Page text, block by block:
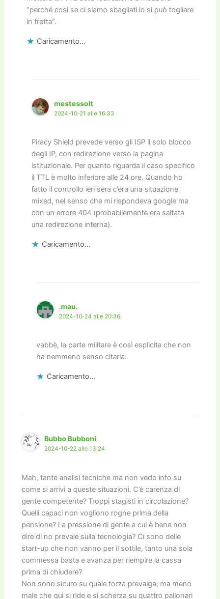
“perché così se ci siamo sbagliati lo si può togliere
in fretta”.
Caricamento...
mestessoit
2024-10-21 alle 16:33
Piracy Shield prevede verso gli ISP il solo blocco
degli IP, con redirezione verso la pagina
istituzionale. Per quanto riguarda il caso specifico
il TTL è molto inferiore alle 24 ore. Quando ho
fatto il controllo ieri sera c’era una situazione
mixed, nel senso che mi rispondeva google ma
con un errore 404 (probabilemente era saltata
una redirezione interna).
Caricamento...
.mau.
2024-10-24 alle 20:36
vabbè, la parte militare è così esplicita che non
ha nemmeno senso citarla.
Caricamento...
Bubbo Bubboni
2024-10-22 alle 13:24
Mah, tante analisi tecniche ma non vedo info su
come si arrivi a queste situazioni. C’è carenza di
gente competente? Troppi stagisti in circolazione?
Quelli capaci non vogliono rogne prima della
pensione? La pressione di gente a cui è bene non
dire di no prevale sulla tecnologia? Ci sono delle
start-up che non vanno per il sottile, tanto una sola
commessa basta e avanza per riempire la cassa
prima di chiudere?
Non sono sicuro su quale forza prevalga, ma meno
male che qui si ride e si scherza su quattro pallonari